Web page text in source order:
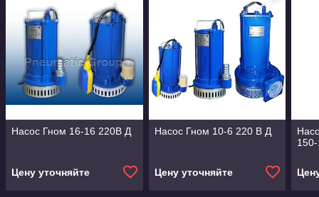
Насос Гном 16-16 220В Д
Цену уточняйте
Насос Гном 10-6 220 В Д
Цену уточняйте